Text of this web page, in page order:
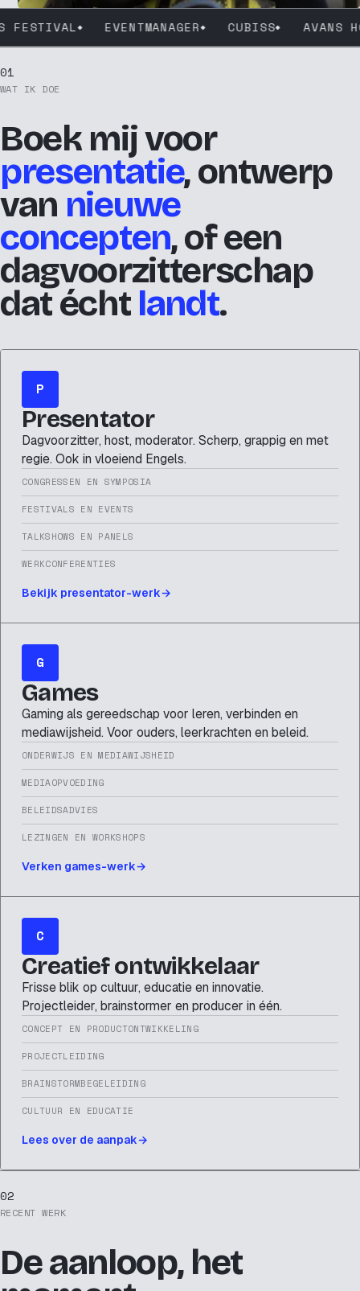
EVENTMANAGER CUBISS
AVANS
MARUG Conference
Knetters Festival
Eventmanager
Avans Hogeschool
Omroep Tilburg
Lokale Omroep Goirle
Samen DigiTAAL
Voorleeswedstrijden
01
WAT IK DOE
Boek mij voor
presentatie, ontwerp
van nieuwe
concepten, of een
dagvoorzitterschap
dat écht landt.
P
Presentator
Dagvoorzitter, host, moderator. Scherp, grappig en met
regie. Ook in vloeiend Engels.
CONGRESSEN EN SYMPOSIA
FESTIVALS EN EVENTS
TALKSHOWS EN PANELS
WERKCONFERENTIES
Bekijk presentator-werk
G
Games
Gaming als gereedschap voor leren, verbinden en
mediawijsheid. Voor ouders, leerkrachten en beleid.
ONDERWIJS EN MEDIAWIJSHEID
MEDIAOPVOEDING
BELEIDSADVIES
LEZINGEN EN WORKSHOPS
Verken games-werk
C
Creatief ontwikkelaar
Frisse blik op cultuur, educatie en innovatie.
Projectleider, brainstormer en producer in één.
CONCEPT EN PRODUCTONTWIKKELING
PROJECTLEIDING
BRAINSTORMBEGELEIDING
CULTUUR EN EDUCATIE
Lees over de aanpak
02
RECENT WERK
De aanloop, het